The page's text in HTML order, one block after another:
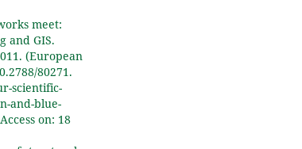
meet:
and GIS.
(European
80271.
scientific-
and-blue-
on: 18